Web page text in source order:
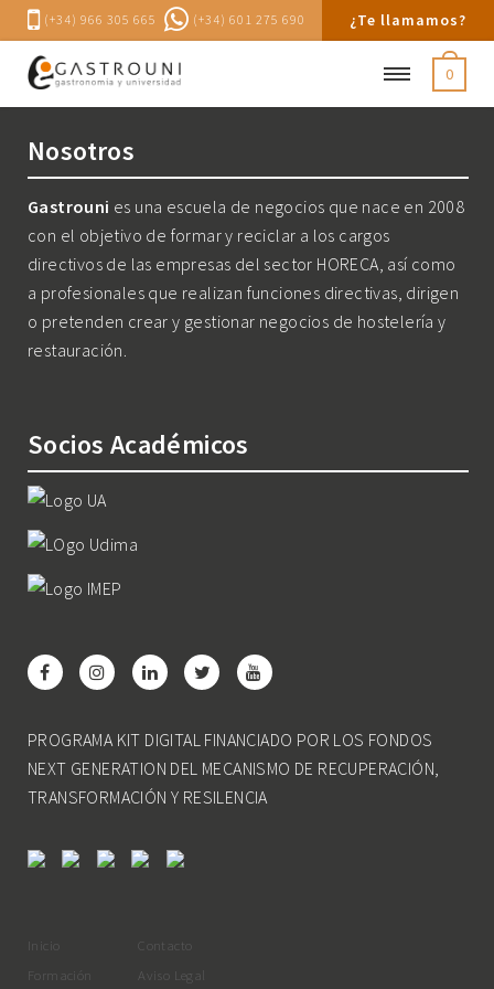
(+34) 966 305 665 (+34) 601 275 690 ¿Te llamamos?
0
Nosotros
Gastrouni es una escuela de negocios que nace en 2008
con el objetivo de formar y reciclar a los cargos
directivos de las empresas del sector HORECA, así como
a profesionales que realizan funciones directivas, dirigen
o pretenden crear y gestionar negocios de hostelería y
restauración.
Socios Académicos
PROGRAMA KIT DIGITAL FINANCIADO POR LOS FONDOS
NEXT GENERATION DEL MECANISMO DE RECUPERACIÓN,
TRANSFORMACIÓN Y RESILENCIA
Inicio
Formación
Contacto
Aviso Legal